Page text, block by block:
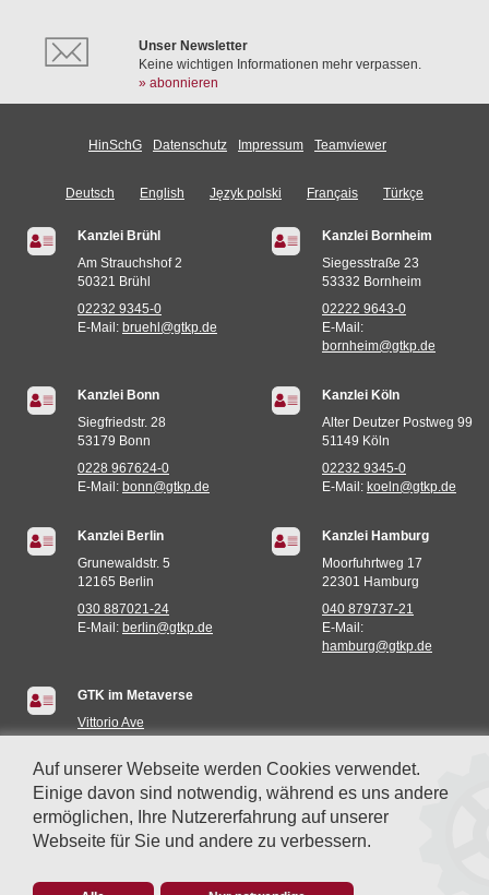
Unser Newsletter
Keine wichtigen Informationen mehr verpassen.
» abonnieren
HinSchG Datenschutz Impressum Teamviewer
Deutsch English Język polski Français Türkçe
Kanzlei Brühl
Am Strauchshof 2
50321 Brühl
02232 9345-0
E-Mail: bruehl@gtkp.de
Kanzlei Bornheim
Siegesstraße 23
53332 Bornheim
02222 9643-0
E-Mail:
bornheim@gtkp.de
Kanzlei Bonn
Siegfriedstr. 28
53179 Bonn
0228 967624-0
E-Mail: bonn@gtkp.de
Kanzlei Köln
Alter Deutzer Postweg 99
51149 Köln
02232 9345-0
E-Mail: koeln@gtkp.de
Kanzlei Berlin
Grunewaldstr. 5
12165 Berlin
030 887021-24
E-Mail: berlin@gtkp.de
Kanzlei Hamburg
Moorfuhrtweg 17
22301 Hamburg
040 879737-21
E-Mail:
hamburg@gtkp.de
GTK im Metaverse
Vittorio Ave
© 2014-2026 GTK GINSTER • THEIS • KLEIN & PARTNER mbB
Auf unserer Webseite werden Cookies verwendet.
Einige davon sind notwendig, während es uns andere
ermöglichen, Ihre Nutzererfahrung auf unserer
Webseite für Sie und andere zu verbessern.